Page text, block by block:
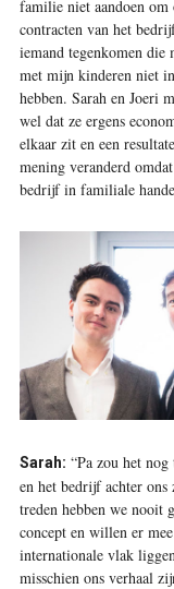
familie niet aandoen
contracten van het
iemand tegenkomen
met mijn kinderen niet
hebben. Sarah en Joeri
wel dat ze ergens
elkaar zit en een
mening veranderd
bedrijf in familiale
Sarah: “Pa zou het
en het bedrijf achter
treden hebben we nooit
concept en willen er
internationale vlak
misschien ons verhaal